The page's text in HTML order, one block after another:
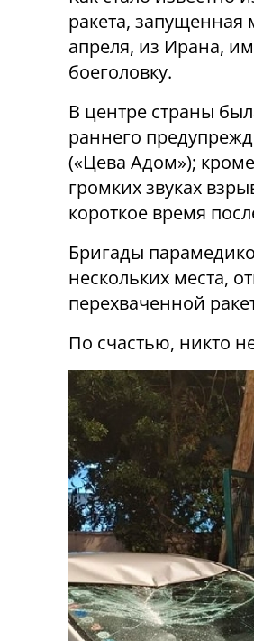
ракета,
апреля, из Ирана,
боеголовку.
В центре страны
раннего
(«Цева Адом»);
громких звуках
короткое время
Бригады
нескольких места,
перехваченной
По счастью, никто